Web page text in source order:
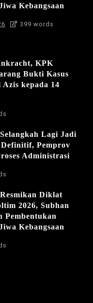
Kebangsaan
399 words
KPK
Bukti Kasus
kepada 14
Lagi Jadi
Pemprov
Administrasi
Diklat
2026, Subhan
Pembentukan
Kebangsaan